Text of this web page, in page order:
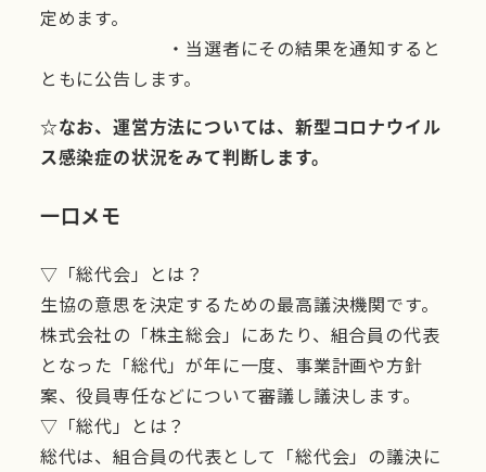
定めます。
・当選者にその結果を通知すると
ともに公告します。
☆なお、運営方法については、新型コロナウイル
ス感染症の状況をみて判断します。
一口メモ
▽「総代会」とは？
生協の意思を決定するための最高議決機関です。
株式会社の「株主総会」にあたり、組合員の代表
となった「総代」が年に一度、事業計画や方針
案、役員専任などについて審議し議決します。
▽「総代」とは？
総代は、組合員の代表として「総代会」の議決に